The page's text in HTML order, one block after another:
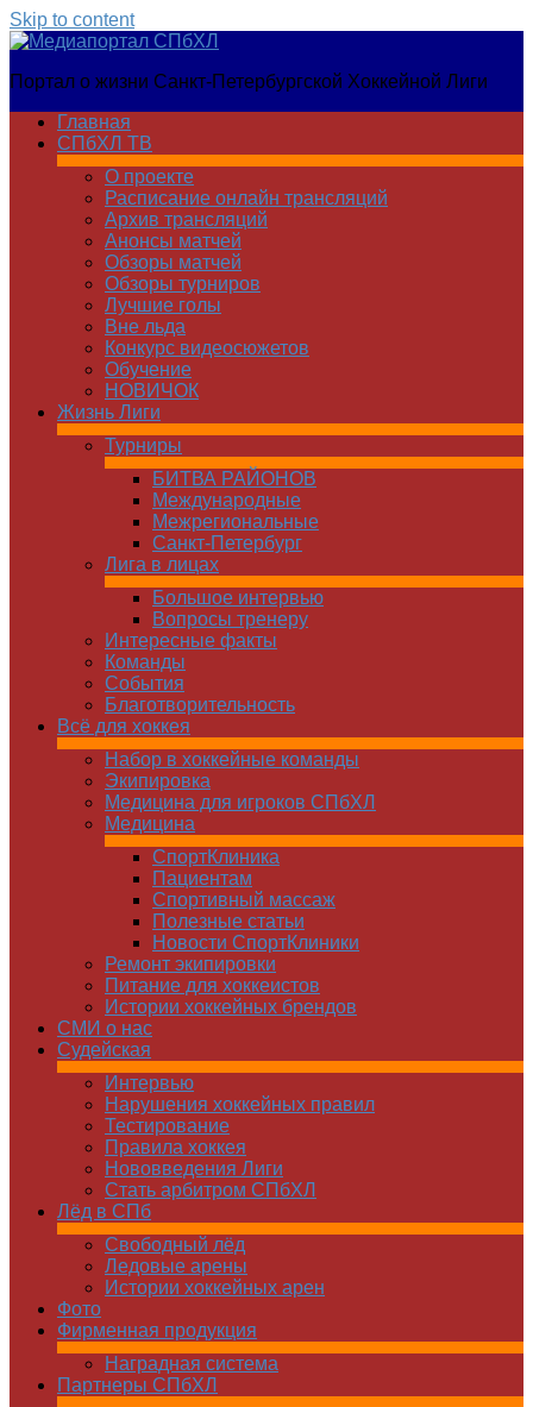
Skip to content
Медиапортал
Портал о жизни Санкт-Петербургской Хоккейной Лиги
Главная
СПбХЛ ТВ
О проекте
Расписание онлайн трансляций
Архив трансляций
Анонсы матчей
Обзоры матчей
Обзоры турниров
Лучшие голы
Вне льда
Конкурс видеосюжетов
Обучение
НОВИЧОК
Жизнь Лиги
Турниры
БИТВА РАЙОНОВ
Международные
Межрегиональные
Санкт-Петербург
Лига в лицах
Большое интервью
Вопросы тренеру
Интересные факты
Команды
Cобытия
Благотворительность
Всё для хоккея
Набор в хоккейные команды
Экипировка
Медицина для игроков СПбХЛ
Медицина
СпортКлиника
Пациентам
Спортивный массаж
Полезные статьи
Новости СпортКлиники
Ремонт экипировки
Питание для хоккеистов
Истории хоккейных брендов
СМИ о нас
Судейская
Интервью
Нарушения хоккейных правил
Тестирование
Правила хоккея
Нововведения Лиги
Стать арбитром СПбХЛ
Лёд в СПб
Свободный лёд
Ледовые арены
Истории хоккейных арен
Фото
Фирменная продукция
Наградная система
Партнеры СПбХЛ